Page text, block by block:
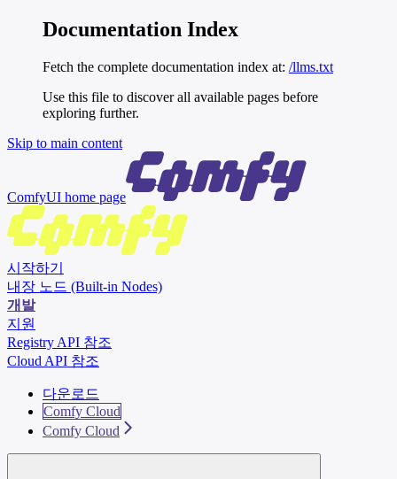
Documentation Index
Fetch the complete documentation index at: /llms.txt
Use this file to discover all available pages before
exploring further.
Skip to main content
ComfyUI home page
시작하기
내장 노드 (Built-in Nodes)
개발
지원
Registry API 참조
Cloud API 참조
다운로드
Comfy Cloud
Comfy Cloud